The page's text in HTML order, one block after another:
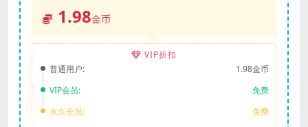
1.98金币
VIP折扣
普通用户:
1.98金币
VIP会员:
免费
永久会员:
免费